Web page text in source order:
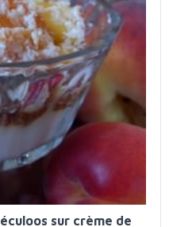
sur crème de